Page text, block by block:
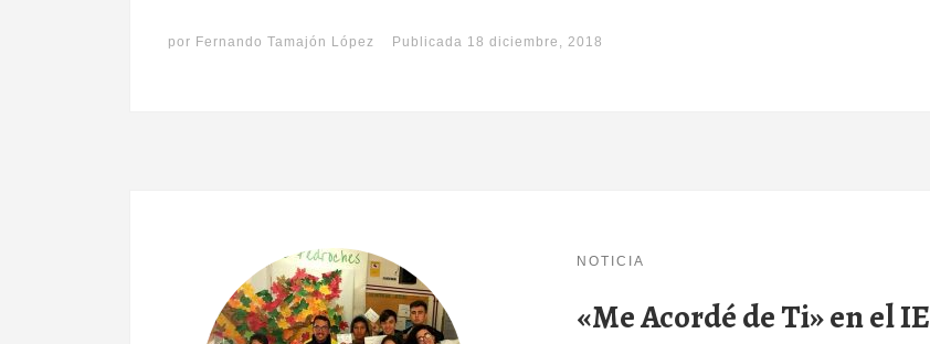
por Fernando Tamajón López Publicada 18 diciembre, 2018
NOTICIA
«Me Acordé de Ti» en el